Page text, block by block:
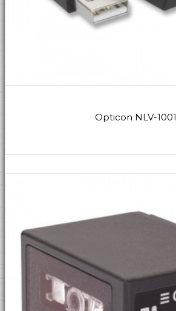
Opticon NLV-1001